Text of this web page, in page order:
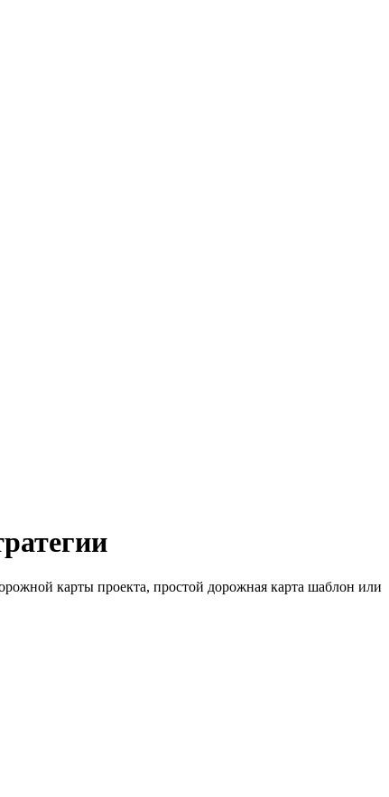
карты проекта, простой дорожная карта шаблон или